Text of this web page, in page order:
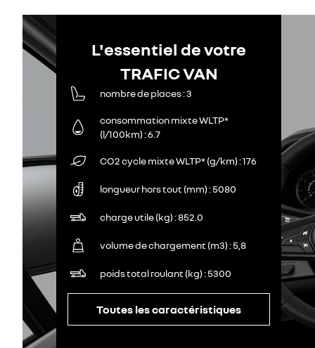
L'essentiel de votre
TRAFIC VAN
nombre de places 3
consommation mixte WLTP*
(l/100km) 6.7
CO2 cycle mixte WLTP* (g/km) 176
longueur hors tout (mm) 5080
charge utile (kg) 852.0
volume de chargement (m3) 5,8
poids total roulant (kg) 5300
Toutes les caractéristiques